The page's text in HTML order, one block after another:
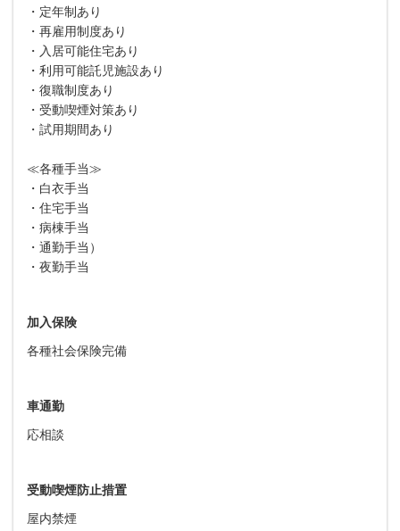
・定年制あり
・再雇用制度あり
・入居可能住宅あり
・利用可能託児施設あり
・復職制度あり
・受動喫煙対策あり
・試用期間あり
≪各種手当≫
・白衣手当
・住宅手当
・病棟手当
・通勤手当）
・夜勤手当
加入保険
各種社会保険完備
車通勤
応相談
受動喫煙防止措置
屋内禁煙